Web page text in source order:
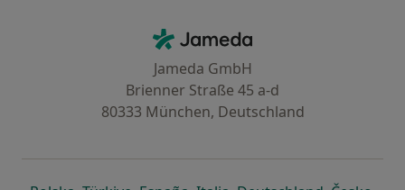
Jameda - Startseite
Jameda GmbH
Brienner Straße 45 a-d
80333 München, Deutschland